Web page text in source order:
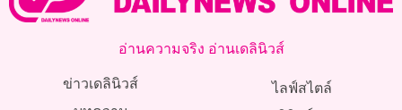
อ่านความจริง อ่านเดลินิวส์
ข่าวเดลินิวส์
ไลฟ์สไตล์